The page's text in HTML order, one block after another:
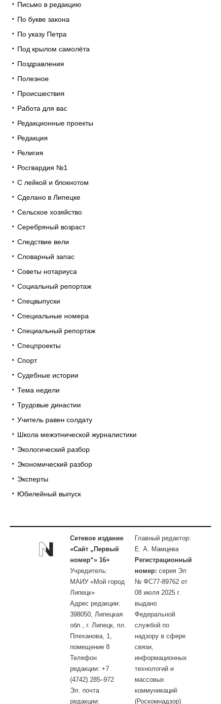
Письмо в редакцию
По букве закона
По указу Петра
Под крылом самолёта
Поздравления
Полезное
Происшествия
Работа для вас
Редакционные проекты
Редакция
Религия
Росгвардия №1
С лейкой и блокнотом
Сделано в Липецке
Сельское хозяйство
Серебряный возраст
Следствие вели
Словарный запас
Советы нотариуса
Социальный репортаж
Спецвыпуски
Специальные номера
Специальный репортаж
Спецпроекты
Спорт
Судебные истории
Тема недели
Трудовые династии
Учитель равен солдату
Школа межэтнической журналистики
Экологический разбор
Экономический разбор
Эксперты
Юбилейный выпуск
Сетевое издание
«Сайт „Первый
номер“» 16+
Учредитель:
МАИУ «Мой город
Липецк»
Адрес редакции:
398050, Липецкая
обл., г. Липецк, пл.
Плеханова, 1,
помещение 8
Телефон
редакции: +7
(4742) 285–972
Эл. почта
редакции:
Главный редактор:
Е. А. Мамцева
Регистрационный
номер: серия Эл
№ ФС77-89762 от
08 июля 2025 г.
выдано
Федеральной
службой по
надзору в сфере
связи,
информационных
технологий и
массовых
коммуникаций
(Роскомнадзор)